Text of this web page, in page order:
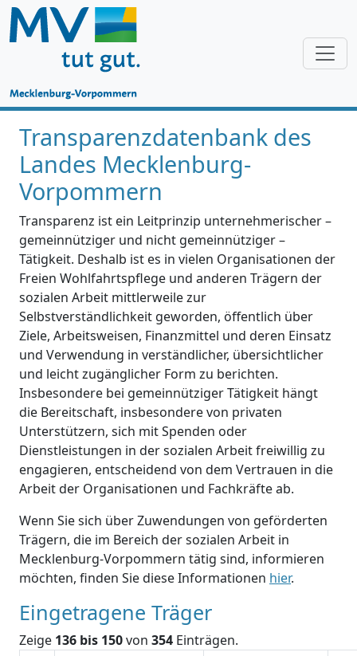
Transparenzdatenbank des
Landes Mecklenburg-
Vorpommern
Transparenz ist ein Leitprinzip unternehmerischer –
gemeinnütziger und nicht gemeinnütziger –
Tätigkeit. Deshalb ist es in vielen Organisationen der
Freien Wohlfahrtspflege und anderen Trägern der
sozialen Arbeit mittlerweile zur
Selbstverständlichkeit geworden, öffentlich über
Ziele, Arbeitsweisen, Finanzmittel und deren Einsatz
und Verwendung in verständlicher, übersichtlicher
und leicht zugänglicher Form zu berichten.
Insbesondere bei gemeinnütziger Tätigkeit hängt
die Bereitschaft, insbesondere von privaten
Unterstützern, sich mit Spenden oder
Dienstleistungen in der sozialen Arbeit freiwillig zu
engagieren, entscheidend von dem Vertrauen in die
Arbeit der Organisationen und Fachkräfte ab.
Wenn Sie sich über Zuwendungen von geförderten
Trägern, die im Bereich der sozialen Arbeit in
Mecklenburg-Vorpommern tätig sind, informieren
möchten, finden Sie diese Informationen hier.
Eingetragene Träger
Zeige 136 bis 150von 354 Einträgen.